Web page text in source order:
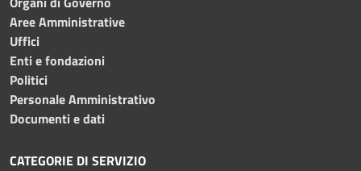
Aree Amministrative
Uffici
Enti e fondazioni
Politici
Personale Amministrativo
Documenti e dati
CATEGORIE DI SERVIZIO